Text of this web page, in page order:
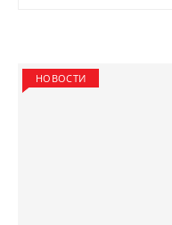
НОВОСТИ